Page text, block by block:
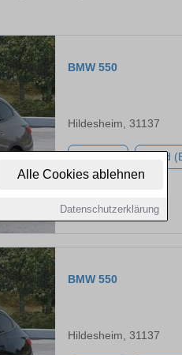
Alle Cookies ablehnen
Datenschutzerklärung
BMW 550
Hildesheim, 31137
Hybrid
BMW 550
Hildesheim, 31137